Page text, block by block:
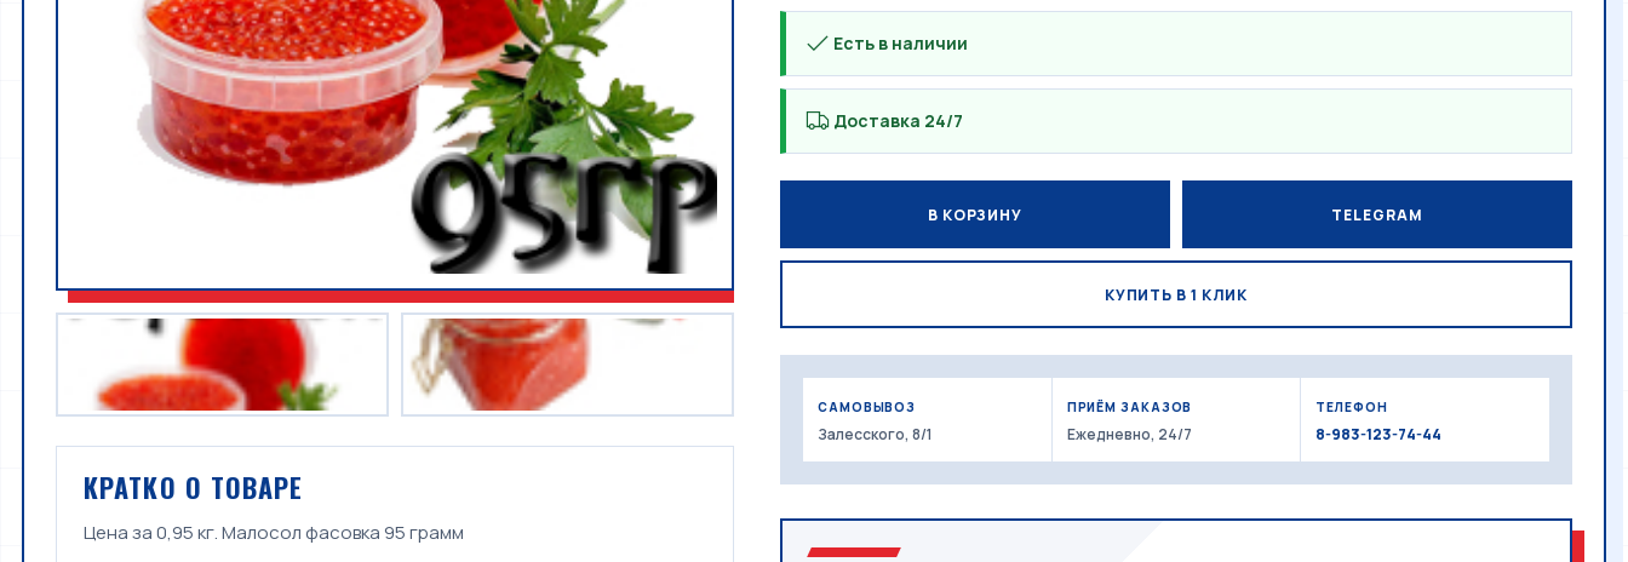
Есть в наличии
Доставка 24/7
В КОРЗИНУ TELEGRAM
КУПИТЬ В 1 КЛИК
САМОВЫВОЗ
Залесского, 8/1
ПРИЁМ ЗАКАЗОВ
Ежедневно, 24/7
ТЕЛЕФОН
8-983-123-74-44
КРАТКО О ТОВАРЕ
Цена за 0,95 кг. Малосол фасовка 95 грамм